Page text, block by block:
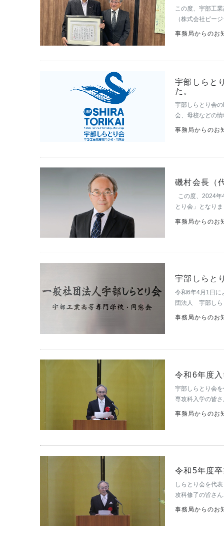
この度、宇部工
（株式会社ピー
ご厚意に深く感
事務局からのお
宇部しらと
た。
宇部しらとり会
会、母校などの
般社団法人 宇
事務局からのお
磯村会長（
この度、2024年
とり会」となり
えておりました
事務局からのお
宇部しらと
令和6年4月1日に
団法人 宇部しら
す。 社会的信頼
事務局からのお
令和6年度
宇部しらとり会
専攻科入学の皆
様に心よりお慶
事務局からのお
令和5年度
しらとり会を代
攻科修了の皆さ
生を支えてこら
事務局からのお